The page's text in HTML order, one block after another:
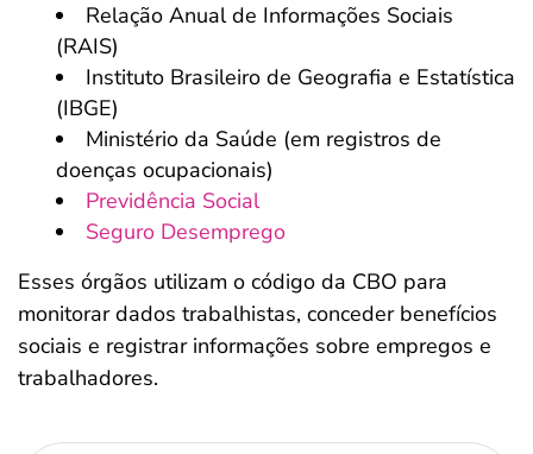
Relação Anual de Informações Sociais
(RAIS)
Instituto Brasileiro de Geografia e Estatística
(IBGE)
Ministério da Saúde (em registros de
doenças ocupacionais)
Previdência Social
Seguro Desemprego
Esses órgãos utilizam o código da CBO para
monitorar dados trabalhistas, conceder benefícios
sociais e registrar informações sobre empregos e
trabalhadores.